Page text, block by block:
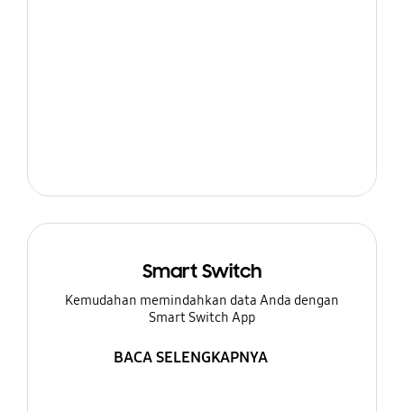
Smart Switch
Kemudahan memindahkan data Anda dengan
Smart Switch App
BACA SELENGKAPNYA